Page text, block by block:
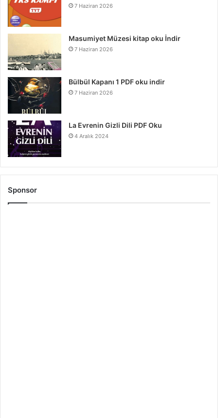
7 Haziran 2026
Masumiyet Müzesi kitap oku İndir
7 Haziran 2026
Bülbül Kapanı 1 PDF oku indir
7 Haziran 2026
La Evrenin Gizli Dili PDF Oku
4 Aralık 2024
Sponsor